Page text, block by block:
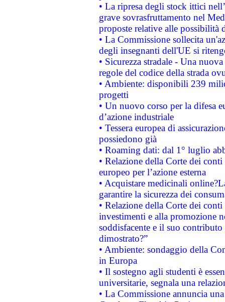
• La ripresa degli stock ittici
grave sovrasfruttamento nel
proposte relative alle possibilità
• La Commissione sollecita
degli insegnanti dell'UE si
• Sicurezza stradale - Una
regole del codice della strada
• Ambiente: disponibili 239
progetti
• Un nuovo corso per la difesa
d’azione industriale
• Tessera europea di
possiedono già
• Roaming dati: dal 1° luglio
• Relazione della Corte dei
europeo per l’azione esterna
• Acquistare medicinali
garantire la sicurezza dei
• Relazione della Corte dei
investimenti e alla promozione
soddisfacente e il suo
dimostrato?”
• Ambiente: sondaggio della
in Europa
• Il sostegno agli studenti è
universitarie, segnala una
• La Commissione annuncia